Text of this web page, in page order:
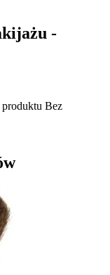
-
produktu Bez